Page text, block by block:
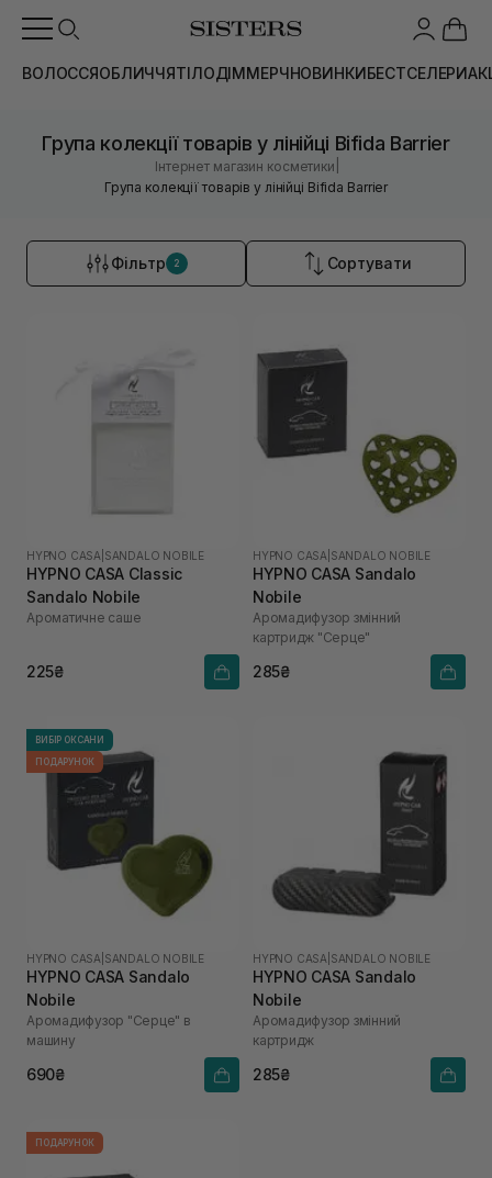
ВОЛОССЯОБЛИЧЧЯТІЛОДІММЕРЧНОВИНКИБЕСТСЕЛЕРИ
Група колекції товарів у лінійці Bifida Barrier
Інтернет магазин косметики
Група колекції товарів у лінійці Bifida Barrier
Фільтр 2 Сортувати
HYPNO CASA SANDALO NOBILE
HYPNO CASA Classic
Sandalo Nobile
Ароматичне саше
225₴
HYPNO CASA SANDALO NOBILE
HYPNO CASA Sandalo
Nobile
Аромадифузор змінний
картридж "Серце"
285₴
ВИБІР ОКСАНИ
ПОДАРУНОК
HYPNO CASA SANDALO NOBILE
HYPNO CASA Sandalo
Nobile
Аромадифузор "Серце" в
машину
690₴
HYPNO CASA SANDALO NOBILE
HYPNO CASA Sandalo
Nobile
Аромадифузор змінний
картридж
285₴
ПОДАРУНОК